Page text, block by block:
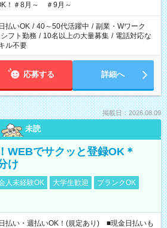
！＃8月～ ＃9月～
日払いOK / 40～50代活躍中 / 副業・Wワーク
シフト勤務 / 10名以上の大量募集 / 電話対応な
ル不要
応募する 詳細へ
掲載日：2026.08.09
未読
WEBでサクッと登録OK＊
け
人未経験OK 大学生歓迎
ブランクOK
い・週払いOK！(規定あり) ■現金日払いも